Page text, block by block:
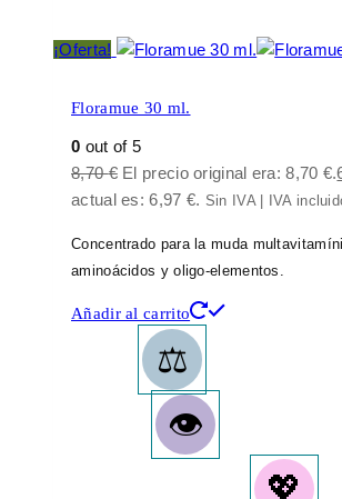
¡Oferta!
Floramue 30 ml.
0 out of 5
8,70€ El precio original era: 8,70 €.
actual es: 6,97 €. Sin IVA | IVA
Concentrado para la muda
aminoácidos y oligo-elementos.
Añadir al carrito